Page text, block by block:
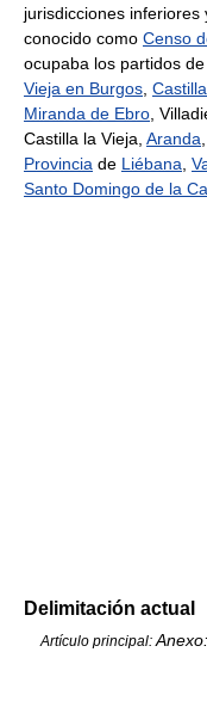
jurisdicciones
conocido como Censo
ocupaba los partidos de
Vieja en Burgos,
Miranda de Ebro,
Castilla la Vieja, Aranda,
Provincia de Liébana,
Santo Domingo de la
Delimitación actual
Artículo principal: